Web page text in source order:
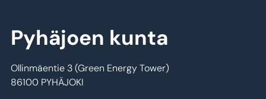
Pyhäjoen kunta
Ollinmäentie 3 (Green Energy Tower)
86100 PYHÄJOKI